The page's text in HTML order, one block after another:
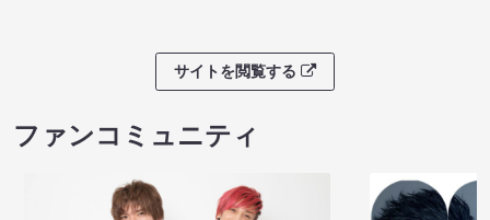
サイトを閲覧する
ファンコミュニティ